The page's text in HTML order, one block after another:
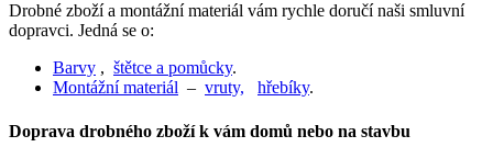
Drobné zboží a montážní materiál vám rychle doručí naši smluvní
dopravci. Jedná se o:
Barvy , štětce a pomůcky.
Montážní materiál – vruty, hřebíky.
Doprava drobného zboží k vám domů nebo na stavbu